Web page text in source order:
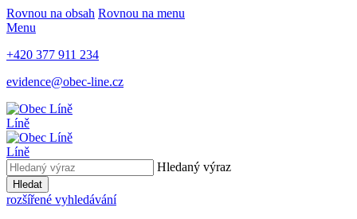
Rovnou na obsah Rovnou na menu
Menu
+420 377 911 234
evidence@obec-line.cz
Líně
Líně
Hledaný výraz
Hledat
rozšířené vyhledávání